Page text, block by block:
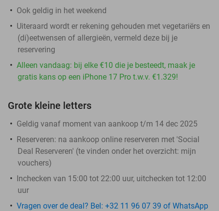
Ook geldig in het weekend
Uiteraard wordt er rekening gehouden met vegetariërs en
(di)eetwensen of allergieën, vermeld deze bij je
reservering
Alleen vandaag: bij elke €10 die je besteedt, maak je
gratis kans op een iPhone 17 Pro t.w.v. €1.329!
Grote kleine letters
Geldig vanaf moment van aankoop t/m 14 dec 2025
Reserveren: na aankoop online reserveren met 'Social
Deal Reserveren' (te vinden onder het overzicht: mijn
vouchers)
Inchecken van 15:00 tot 22:00 uur, uitchecken tot 12:00
uur
Vragen over de deal? Bel: +32 11 96 07 39 of WhatsApp